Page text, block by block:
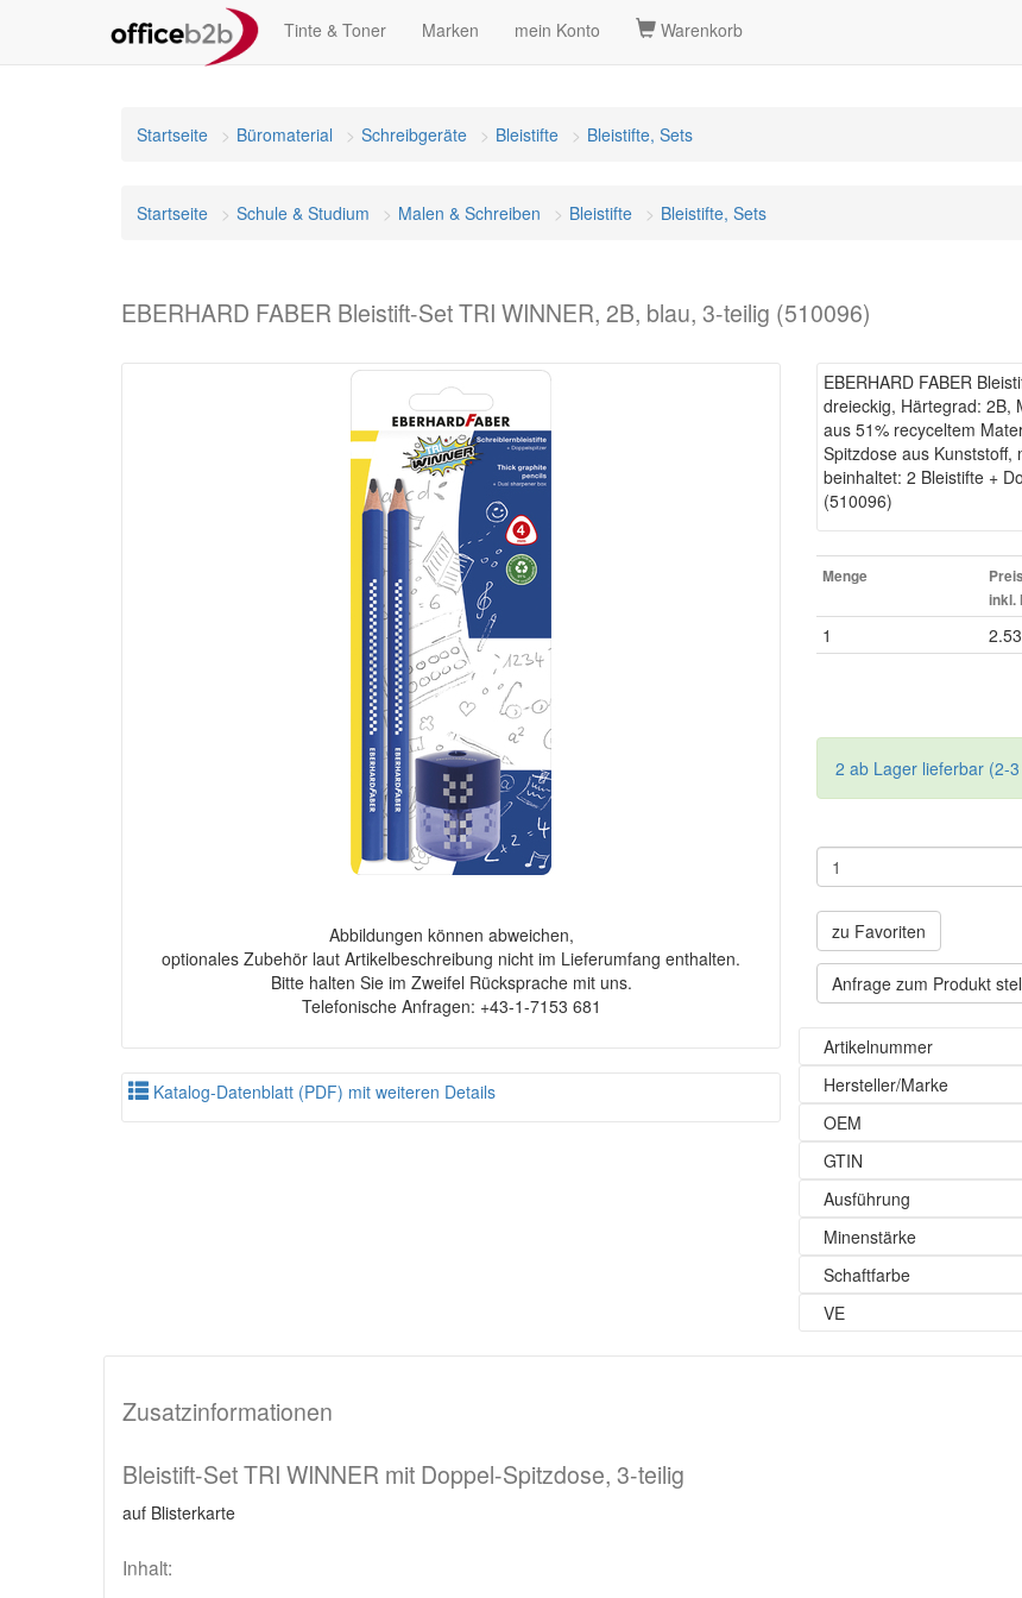
Tinte & Toner Marken mein Konto Warenkorb
Startseite Büromaterial Schreibgeräte Bleistifte Bleistifte, Sets
Startseite Schule & Studium Malen & Schreiben Bleistifte Bleistifte, Sets
EBERHARD FABER Bleistift-Set TRI WINNER, 2B, blau, 3-teilig (510096)
Abbildungen können abweichen,
optionales Zubehör laut Artikelbeschreibung nicht im Lieferumfang enthalten.
Bitte halten Sie im Zweifel Rücksprache mit uns.
Telefonische Anfragen: +43-1-7153 681
Katalog-Datenblatt (PDF) mit weiteren Details
EBERHARD FABER
dreieckig, Härtegrad: 2B,
aus 51% recyceltem
Spitzdose aus Kunststoff,
beinhaltet: 2 Bleistifte +
(510096)
Menge
Preis
inkl.
1 2.53
2 ab Lager lieferbar (2-
zu Favoriten
Anfrage zum Produkt
Artikelnummer
Hersteller/Marke
OEM
GTIN
Ausführung
Minenstärke
Schaftfarbe
VE
Zusatzinformationen
Bleistift-Set TRI WINNER mit Doppel-Spitzdose, 3-teilig
auf Blisterkarte
Inhalt: